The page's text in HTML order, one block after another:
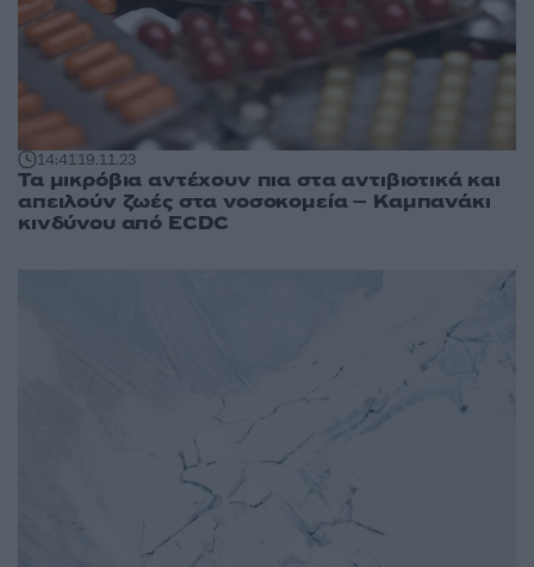
14:4119.11.23
Τα μικρόβια αντέχουν πια στα αντιβιοτικά και
απειλούν ζωές στα νοσοκομεία – Καμπανάκι
κινδύνου από ECDC